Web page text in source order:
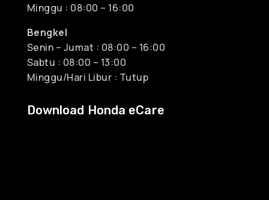
Minggu : 08:00 – 16:00
Bengkel
Senin – Jumat : 08:00 – 16:00
Sabtu : 08:00 – 13:00
Minggu/Hari Libur : Tutup
Download Honda eCare